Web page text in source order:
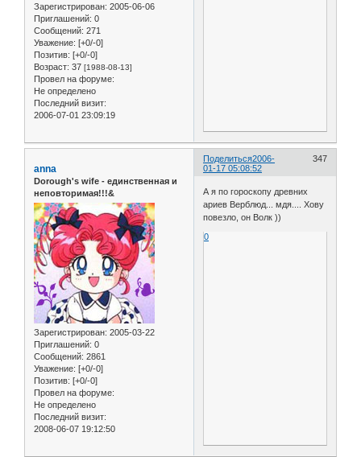
Зарегистрирован: 2005-06-06
Приглашений: 0
Сообщений: 271
Уважение: [+0/-0]
Позитив: [+0/-0]
Возраст: 37 [1988-08-13]
Провел на форуме:
Не определено
Последний визит:
2006-07-01 23:09:19
Поделиться 347
2006-
01-17 05:08:52
anna
Dorough's wife - единственная и
неповторимая!!!&
Зарегистрирован: 2005-03-22
Приглашений: 0
Сообщений: 2861
Уважение: [+0/-0]
Позитив: [+0/-0]
Провел на форуме:
Не определено
Последний визит:
2008-06-07 19:12:50
А я по гороскопу древних
ариев Верблюд... мдя.... Хову
повезло, он Волк ))
0